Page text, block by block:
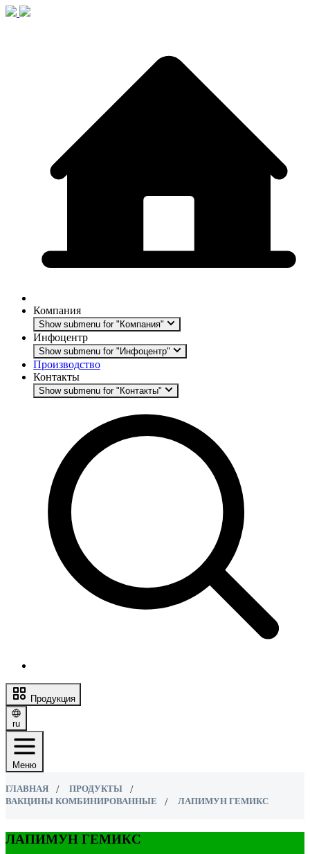
Компания
Show submenu for "Компания"
Инфоцентр
Show submenu for "Инфоцентр"
Производство
Контакты
Show submenu for "Контакты"
Продукция
ru
Меню
ГЛАВНАЯ
ПРОДУКТЫ
ВАКЦИНЫ КОМБИНИРОВАННЫЕ
ЛАПИМУН ГЕМИКС
ЛАПИМУН ГЕМИКС